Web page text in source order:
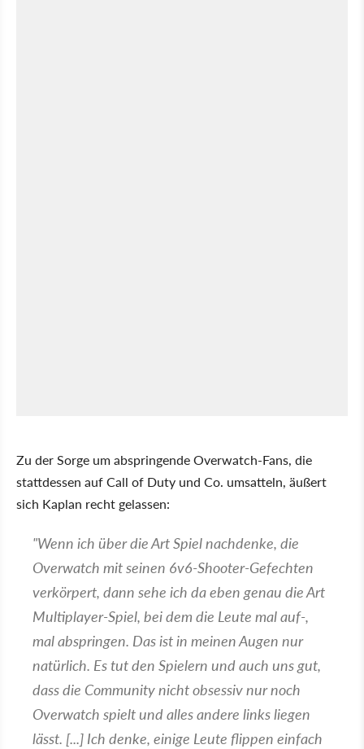
Zu der Sorge um abspringende Overwatch-Fans, die
stattdessen auf Call of Duty und Co. umsatteln, äußert
sich Kaplan recht gelassen:
"Wenn ich über die Art Spiel nachdenke, die
Overwatch mit seinen 6v6-Shooter-Gefechten
verkörpert, dann sehe ich da eben genau die Art
Multiplayer-Spiel, bei dem die Leute mal auf-,
mal abspringen. Das ist in meinen Augen nur
natürlich. Es tut den Spielern und auch uns gut,
dass die Community nicht obsessiv nur noch
Overwatch spielt und alles andere links liegen
lässt. [...] Ich denke, einige Leute flippen einfach